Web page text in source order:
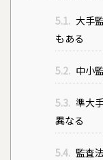
5.1. 大手
もある
5.2. 中小
5.3. 準大
異なる
5.4. 監査